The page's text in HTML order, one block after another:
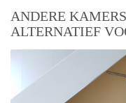
ANDERE
ALTERNATIEF